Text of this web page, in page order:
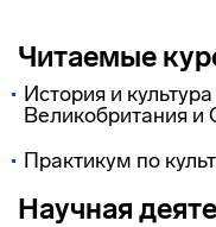
Читаемые
История и
Великобритания
Практикум по
Научная